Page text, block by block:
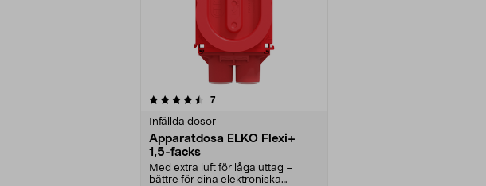
7recensioner
Infällda dosor
Apparatdosa ELKO Flexi+
1,5-facks
Med extra luft för låga uttag –
bättre för dina elektroniska